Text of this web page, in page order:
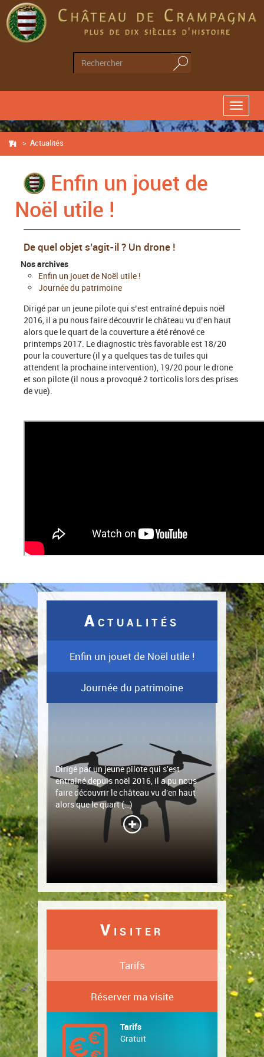
MENU
> Actualités
Enfin un jouet de
Noël utile !
De quel objet s’agit-il ? Un drone !
Nos archives
Enfin un jouet de Noël utile !
Journée du patrimoine
Dirigé par un jeune pilote qui s’est entraîné depuis noël
2016, il a pu nous faire découvrir le château vu d’en haut
alors que le quart de la couverture a été rénové ce
printemps 2017. Le diagnostic très favorable est 18/20
pour la couverture (il y a quelques tas de tuiles qui
attendent la prochaine intervention), 19/20 pour le drone
et son pilote (il nous a provoqué 2 torticolis lors des prises
de vue).
A CTUALITÉS
Enfin un jouet de Noël utile !
Journée du patrimoine
Dirigé par un jeune pilote qui s'est
entraîné depuis noël 2016, il a pu nous
faire découvrir le château vu d'en haut
alors que le quart (…)
V ISITER
Tarifs
Réserver ma visite
Tarifs
Gratuit